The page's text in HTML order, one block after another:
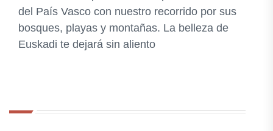
del País Vasco con nuestro recorrido por sus
bosques, playas y montañas. La belleza de
Euskadi te dejará sin aliento